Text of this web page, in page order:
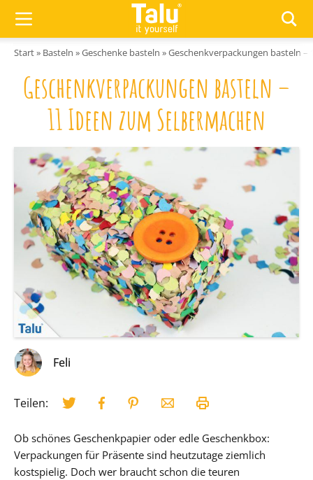
Start» Basteln »Geschenke basteln »Geschenkverpackungen basteln –
Geschenkverpackungen basteln –
11 Ideen zum Selbermachen
Feli
Teilen:
Ob schönes Geschenkpapier oder edle Geschenkbox:
Verpackungen für Präsente sind heutzutage ziemlich
kostspielig. Doch wer braucht schon die teuren